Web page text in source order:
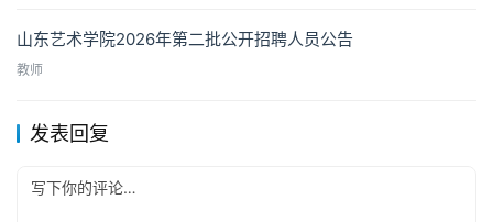
山东艺术学院2026年第二批公开招聘人员公告
教师
发表回复